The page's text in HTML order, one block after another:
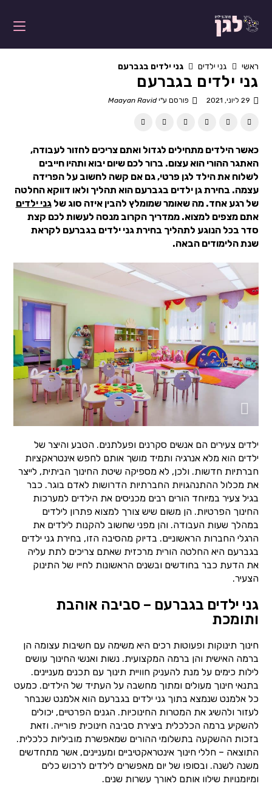
ראשי גני ילדים גני ילדים בגברעם
גני ילדים בגברעם
29 ליוני, 2021 פורסם ע"יMaayan Ravid
כאשר הילדים מתחילים לגדול ואתם צריכים לחזור לעבודה,
האתגר ההורי הוא עצום. ברור לכם שיום יבוא ותהיו חייבים
לשלוח את הילד לגן פרטי, גם אם קשה לחשוב על הפרידה
עצמה. בחירת גן ילדים בגברעם הוא תהליך ולאו דווקא החלטה
של רגע אחד. מה שאומר שמומלץ להבין איזה סוג שלגני ילדים
אתם מצפים למצוא. ממדריך הקרוב מנסה לעשות לכם קצת
סדר בכל הנוגע לתהליך בחירת גני ילדים בגברעם לקראת
שנת הלימודים הבאה.
ילדים צעירים הם אנשים סקרנים ופעלתנים. הטבע והיצר של
ילדים הוא מלא אנרגיה ותמיד מושך אותם לחפש אינטראקציות
חברתיות חדשות. ולכן, לא מספיקה שיטת החינוך הביתית, לייצר
את מכלול ההתנהגויות החברתיות הדרושות לאדם בוגר. כבר
בגיל צעיר במיוחד הורים רבים מכניסים את הילדים למערכות
החינוך הפרטיות. הן משום שיש צורך למצוא פתרון לילדים
במהלך שעות העבודה. והן מפני שחשוב להקנות לילדים את
הרגלי החברות הראשוניים. בדיוק מהסיבה הזו, בחירת גני ילדים
בגברעם היא החלטה הורית מרכזית שאתם צריכים לתת עליה
את הדעת כבר בחודשים ובשנים הראשונות לחייו של התינוק
הצעיר.
גני ילדים בגברעם – סביבה אוהבת
ותומכת
חינוך תינוקות ופעוטות רכים היא משימה עם חשיבות עצומה הן
ברמה האישית והן ברמה המקצועית. נשות ואנשי החינוך עושים
לילות כימים על מנת להעניק חוויית תינוך עם תכנים מעניינים.
בתנאי חינוך מעולים ומתוך מחשבה על העתיד של הילדים. כמעט
כל אלמנט שנמצא בתוך גני ילדים בגברעם הוא אלמנט שנבחר
לעזור ולהשיג את המטרות החינוכיות. הגנים הפרטיים, יכולים
להשקיע ברמה הכלכלית ביצירת סביבה חינוכית פורייה. וזאת
בזכות ההשקעה בתשלומי ההורים שמאפשרת מוביליות כלכלית.
התוצאה – חללי חינוך אינטראקטיביים ומעניינים, אשר מתחדשים
משנה לשנה. ובסופו של יום מאפשרים לילדים לרכוש כלים
ומיומנויות שילוו אותם לאורך עשרות שנים.